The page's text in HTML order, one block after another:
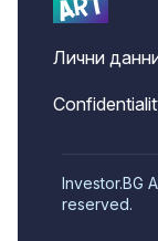
Лични
Investor.BG
reserved.